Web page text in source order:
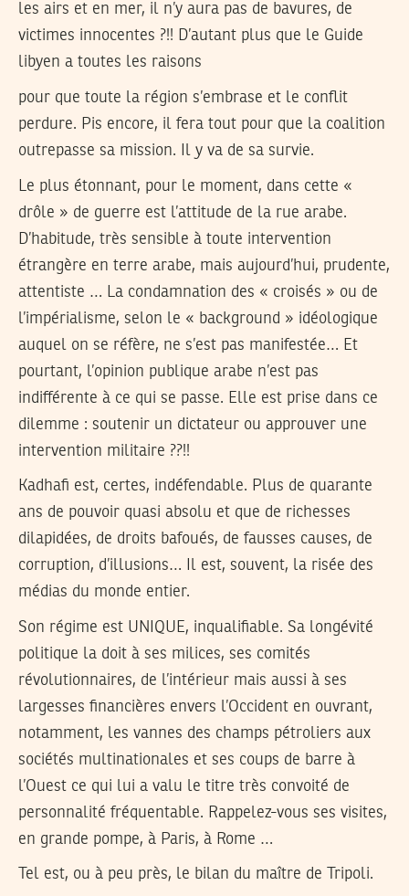
les airs et en mer, il n’y aura pas de bavures, de
victimes innocentes ?!! D’autant plus que le Guide
libyen a toutes les raisons
pour que toute la région s’embrase et le conflit
perdure. Pis encore, il fera tout pour que la coalition
outrepasse sa mission. Il y va de sa survie.
Le plus étonnant, pour le moment, dans cette «
drôle » de guerre est l’attitude de la rue arabe.
D’habitude, très sensible à toute intervention
étrangère en terre arabe, mais aujourd’hui, prudente,
attentiste … La condamnation des « croisés » ou de
l’impérialisme, selon le « background » idéologique
auquel on se réfère, ne s’est pas manifestée… Et
pourtant, l’opinion publique arabe n’est pas
indifférente à ce qui se passe. Elle est prise dans ce
dilemme : soutenir un dictateur ou approuver une
intervention militaire ??!!
Kadhafi est, certes, indéfendable. Plus de quarante
ans de pouvoir quasi absolu et que de richesses
dilapidées, de droits bafoués, de fausses causes, de
corruption, d’illusions… Il est, souvent, la risée des
médias du monde entier.
Son régime est UNIQUE, inqualifiable. Sa longévité
politique la doit à ses milices, ses comités
révolutionnaires, de l’intérieur mais aussi à ses
largesses financières envers l’Occident en ouvrant,
notamment, les vannes des champs pétroliers aux
sociétés multinationales et ses coups de barre à
l’Ouest ce qui lui a valu le titre très convoité de
personnalité fréquentable. Rappelez-vous ses visites,
en grande pompe, à Paris, à Rome …
Tel est, ou à peu près, le bilan du maître de Tripoli.